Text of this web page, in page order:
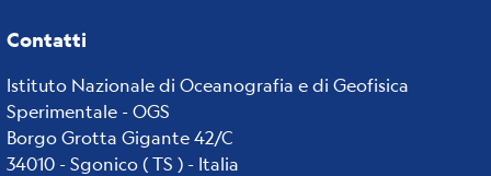
Contatti
Istituto Nazionale di Oceanografia e di Geofisica
Sperimentale - OGS
Borgo Grotta Gigante 42/C
34010 - Sgonico ( TS ) - Italia